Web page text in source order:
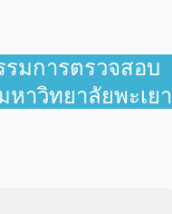
มการตรวจสอบ
หาวิทยาลัยพะเยา